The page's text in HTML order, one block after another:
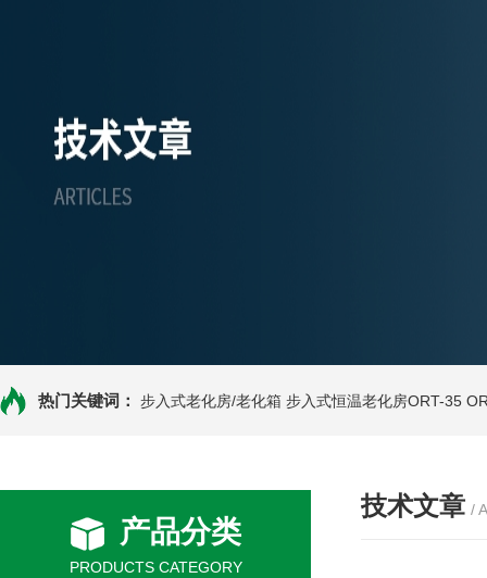
热门关键词： 步入式老化房/老化箱 步入式恒温老化房ORT-35
产品分类
PRODUCTS CATEGORY
技术文章 /